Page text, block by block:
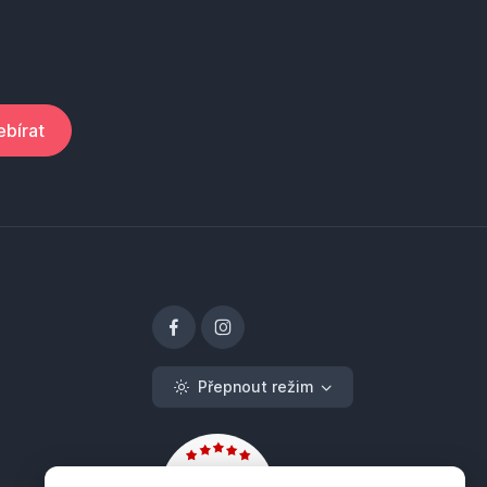
Přepnout režim